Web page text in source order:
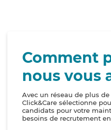
Comment
nous vous
Avec un réseau de plus
Click&Care sélectionne
candidats pour votre
besoins de recrutement